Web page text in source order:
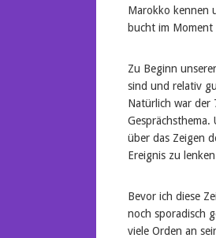
Marokko kennen
bucht im Moment
Zu Beginn
sind und relativ
Natürlich war der
über das Zeigen
Ereignis zu
Bevor ich diese
noch sporadisch
viele Orden an